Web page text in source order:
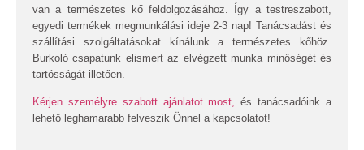
van a természetes kő feldolgozásához. Így a testreszabott,
egyedi termékek megmunkálási ideje 2-3 nap! Tanácsadást és
szállítási szolgáltatásokat kínálunk a természetes kőhöz.
Burkoló csapatunk elismert az elvégzett munka minőségét és
tartósságát illetően.
Kérjen személyre szabott ajánlatot most,
és tanácsadóink a
lehető leghamarabb felveszik Önnel a kapcsolatot!